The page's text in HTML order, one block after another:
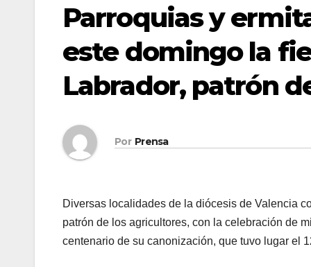
Parroquias y
este domingo la
Labrador, patrón
Por Prensa
Diversas localidades de la diócesis de Valencia
patrón de los agricultores, con la celebración de
centenario de su canonización, que tuvo lugar el